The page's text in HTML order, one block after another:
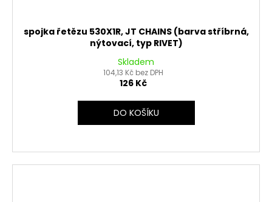
spojka řetězu 530X1R, JT CHAINS (barva stříbrná,
nýtovací, typ RIVET)
Skladem
104,13 Kč bez DPH
126 Kč
DO KOŠÍKU